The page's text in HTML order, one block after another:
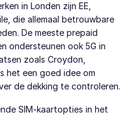
in Londen zijn EE,
die allemaal betrouwbare
De meeste prepaid
ondersteunen ook 5G in
zoals Croydon,
een goed idee om
de dekking te controleren.
SIM-kaartopties in het